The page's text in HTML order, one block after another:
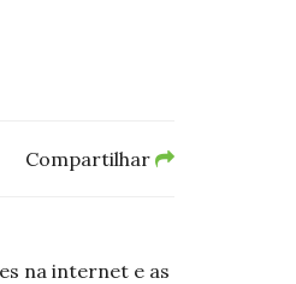
Compartilhar
na internet e as